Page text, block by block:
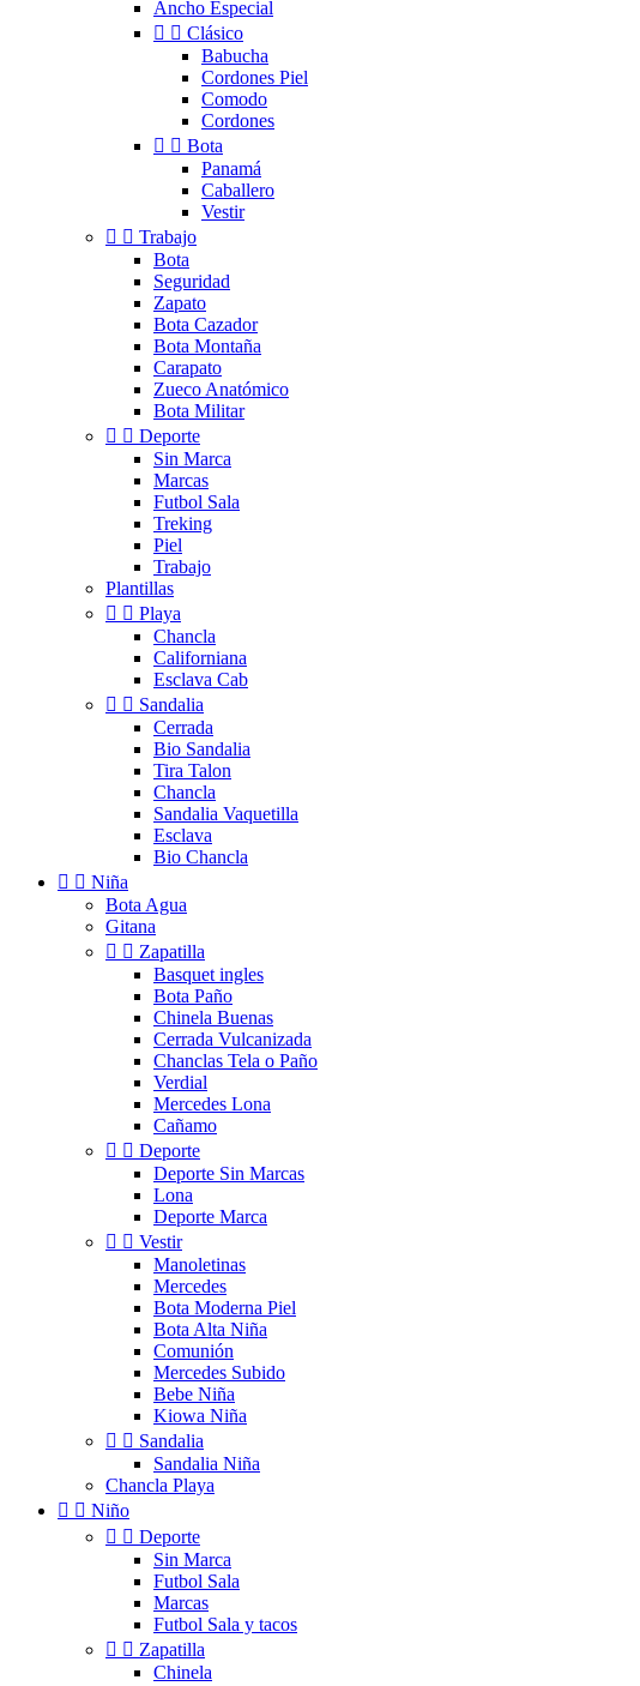
Ancho Especial
  Clásico
Babucha
Cordones Piel
Comodo
Cordones
  Bota
Panamá
Caballero
Vestir
  Trabajo
Bota
Seguridad
Zapato
Bota Cazador
Bota Montaña
Carapato
Zueco Anatómico
Bota Militar
  Deporte
Sin Marca
Marcas
Futbol Sala
Treking
Piel
Trabajo
Plantillas
  Playa
Chancla
Californiana
Esclava Cab
  Sandalia
Cerrada
Bio Sandalia
Tira Talon
Chancla
Sandalia Vaquetilla
Esclava
Bio Chancla
  Niña
Bota Agua
Gitana
  Zapatilla
Basquet ingles
Bota Paño
Chinela Buenas
Cerrada Vulcanizada
Chanclas Tela o Paño
Verdial
Mercedes Lona
Cañamo
  Deporte
Deporte Sin Marcas
Lona
Deporte Marca
  Vestir
Manoletinas
Mercedes
Bota Moderna Piel
Bota Alta Niña
Comunión
Mercedes Subido
Bebe Niña
Kiowa Niña
  Sandalia
Sandalia Niña
Chancla Playa
  Niño
  Deporte
Sin Marca
Futbol Sala
Marcas
Futbol Sala y tacos
  Zapatilla
Chinela